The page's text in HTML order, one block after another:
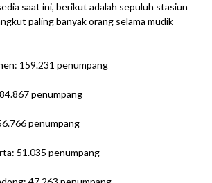
saat ini, berikut adalah sepuluh stasiun
paling banyak orang selama mudik
159.231 penumpang
penumpang
penumpang
51.035 penumpang